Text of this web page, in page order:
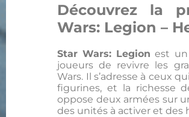
Découvrez la
Wars: Legion –
Star Wars: Legion est
joueurs de revivre les
Wars. Il s’adresse à ceux
figurines, et la richesse
oppose deux armées sur
des unités à activer et des